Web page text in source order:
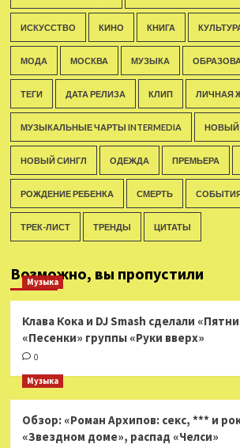
ИСКУССТВО КИНО КНИГА
МОДА МОСКВА МУЗЫКА
ТЕГИ ДАТА РЕЛИЗА КЛИП ЛИЧНАЯ
МУЗЫКАЛЬНЫЕ ЧАРТЫ INTERMEDIA НОВЫЙ
НОВЫЙ СИНГЛ ОДЕЖДА ПРЕМЬЕРА
РОЖДЕНИЕ РЕБЕНКА СМЕРТЬ
ТРЕК-ЛИСТ ТРЕНДЫ ЦИТАТЫ
Возможно, вы пропустили
Музыка
Клава Кока и DJ Smash сделали
«Песенки» группы «Руки вверх»
0
Музыка
Обзор: «Роман Архипов: секс, *** и
«Звездном доме», распад «Челси»